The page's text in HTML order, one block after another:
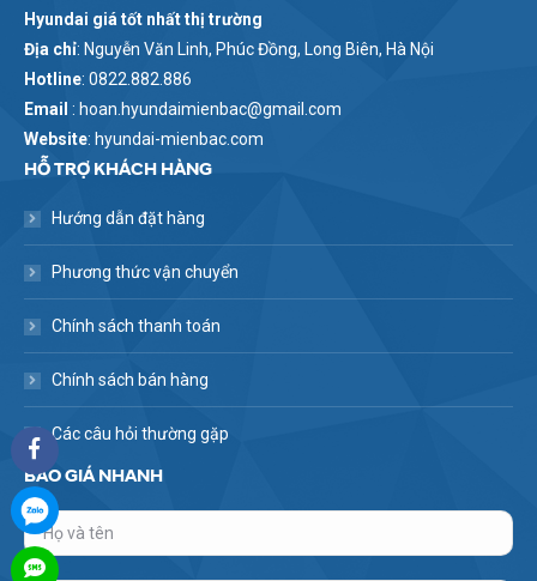
Hyundai giá tốt nhất thị trường
Địa chỉ: Nguyễn Văn Linh, Phúc Đồng, Long Biên, Hà Nội
Hotline: 0822.882.886
Email : hoan.hyundaimienbac@gmail.com
Website: hyundai-mienbac.com
HỖ TRỢ KHÁCH HÀNG
Hướng dẫn đặt hàng
Phương thức vận chuyển
Chính sách thanh toán
Chính sách bán hàng
Các câu hỏi thường gặp
BÁO GIÁ NHANH